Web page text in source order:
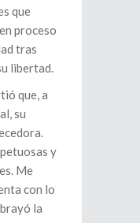
que
proceso
tras
libertad.
que, a
su
y
Me
con lo
la